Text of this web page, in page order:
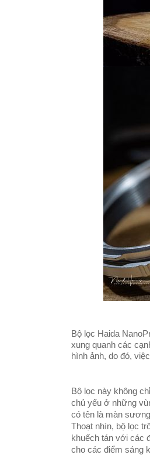
Bộ lọc Haida
xung quanh các
hình ảnh, do đó,
Bộ lọc này không
chủ yếu ở những
có tên là màn
Thoạt nhìn, bộ lọc
khuếch tán với các
cho các điểm sáng